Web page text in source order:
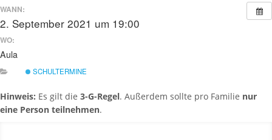
WANN:
2. September 2021 um 19:00
WO:
Aula
SCHULTERMINE
Hinweis: Es gilt die 3-G-Regel. Außerdem sollte pro Familie nur
eine Person teilnehmen.